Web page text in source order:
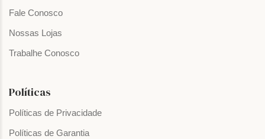
Fale Conosco
Nossas Lojas
Trabalhe Conosco
Políticas
Políticas de Privacidade
Políticas de Garantia